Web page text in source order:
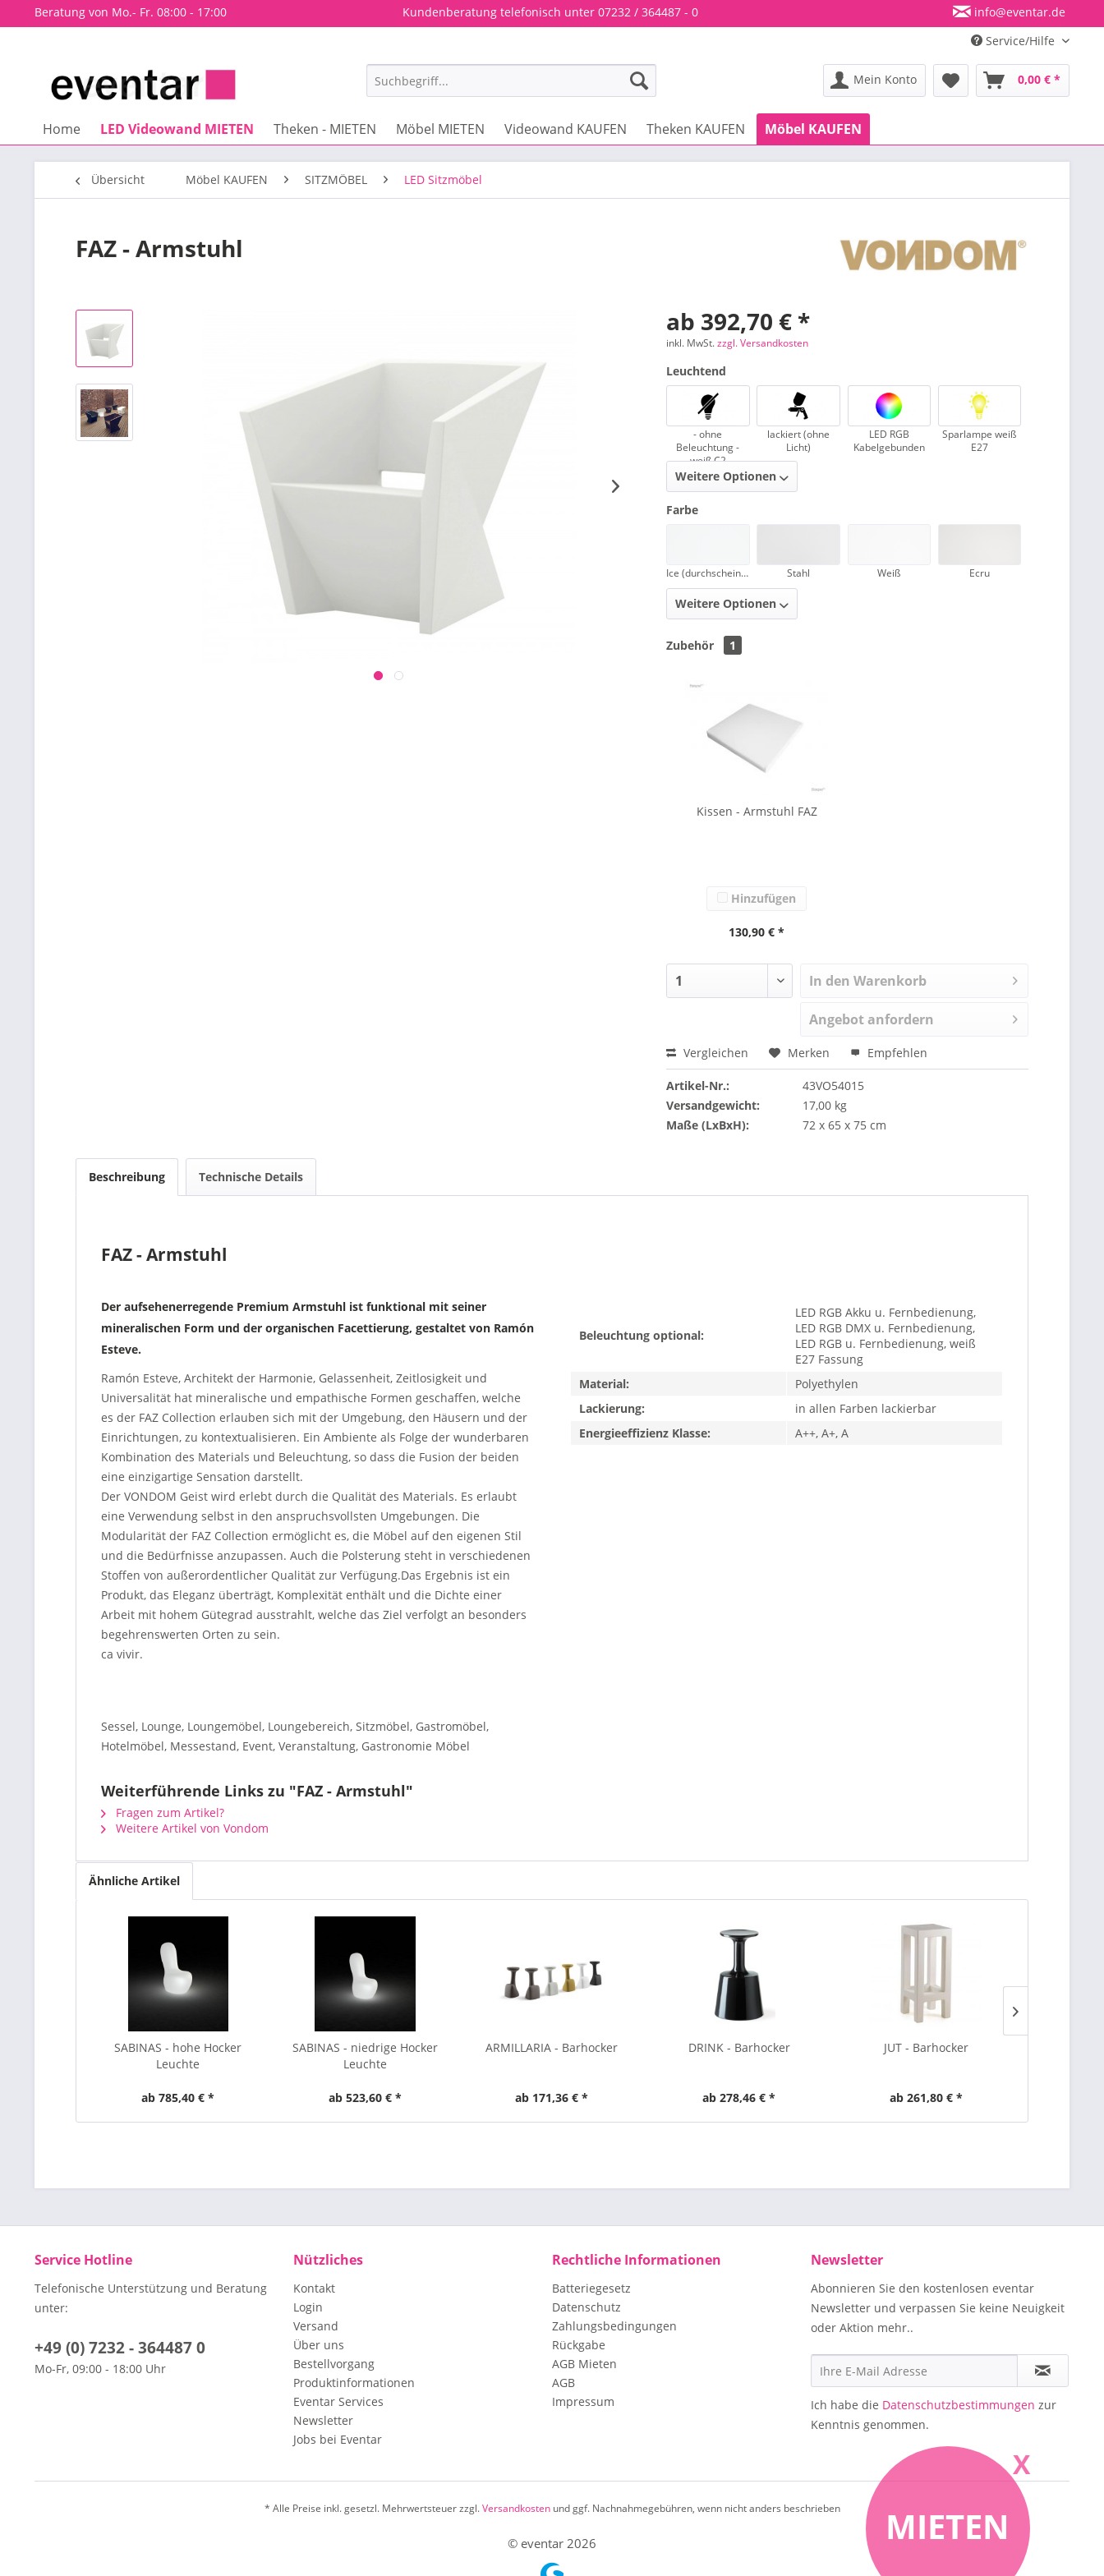
Beratung von Mo.- Fr. 08:00 - 17:00 Kundenberatung telefonisch unter 07232 / 364487 - 0
info@eventar.de
Service/Hilfe
Mein Konto 0,00 € *
Home LED Videowand MIETEN Theken - MIETEN Möbel MIETEN Videowand KAUFEN Theken KAUFEN Möbel KAUFEN
Übersicht Möbel KAUFEN SITZMÖBEL LED Sitzmöbel
FAZ - Armstuhl
ab 392,70 € *
inkl. MwSt.zzgl. Versandkosten
Leuchtend
- ohne
Beleuchtung -
weiß C2
lackiert (ohne
Licht)
LED RGB
Kabelgebunden
Sparlampe weiß
E27
Weitere Optionen
Farbe
Ice (durchscheinend) Stahl Weiß Ecru
Weitere Optionen
Zubehör 1
Kissen - Armstuhl FAZ
Hinzufügen
130,90 € *
In den Warenkorb
Angebot anfordern
Vergleichen Merken Empfehlen
Artikel-Nr.:
43VO54015
Versandgewicht:
17,00 kg
Maße (LxBxH):
72 x 65 x 75 cm
Beschreibung Technische Details
FAZ - Armstuhl
Der aufsehenerregende Premium Armstuhl ist funktional mit seiner
mineralischen Form und der organischen Facettierung, gestaltet von Ramón
Esteve.
Ramón Esteve, Architekt der Harmonie, Gelassenheit, Zeitlosigkeit und
Universalität hat mineralische und empathische Formen geschaffen, welche
es der FAZ Collection erlauben sich mit der Umgebung, den Häusern und der
Einrichtungen, zu kontextualisieren. Ein Ambiente als Folge der wunderbaren
Kombination des Materials und Beleuchtung, so dass die Fusion der beiden
eine einzigartige Sensation darstellt.
Der VONDOM Geist wird erlebt durch die Qualität des Materials. Es erlaubt
eine Verwendung selbst in den anspruchsvollsten Umgebungen. Die
Modularität der FAZ Collection ermöglicht es, die Möbel auf den eigenen Stil
und die Bedürfnisse anzupassen. Auch die Polsterung steht in verschiedenen
Stoffen von außerordentlicher Qualität zur Verfügung.Das Ergebnis ist ein
Produkt, das Eleganz überträgt, Komplexität enthält und die Dichte einer
Arbeit mit hohem Gütegrad ausstrahlt, welche das Ziel verfolgt an besonders
begehrenswerten Orten zu sein.
ca vivir.
Sessel, Lounge, Loungemöbel, Loungebereich, Sitzmöbel, Gastromöbel,
Hotelmöbel, Messestand, Event, Veranstaltung, Gastronomie Möbel
Beleuchtung optional:
LED RGB Akku u. Fernbedienung,
LED RGB DMX u. Fernbedienung,
LED RGB u. Fernbedienung, weiß
E27 Fassung
Material:
Polyethylen
Lackierung:
in allen Farben lackierbar
Energieeffizienz Klasse:
A++, A+, A
Weiterführende Links zu "FAZ - Armstuhl"
Fragen zum Artikel?
Weitere Artikel von Vondom
Ähnliche Artikel
SABINAS - hohe Hocker
Leuchte
ab 785,40 € *
SABINAS - niedrige Hocker
Leuchte
ab 523,60 € *
ARMILLARIA - Barhocker
ab 171,36 € *
DRINK - Barhocker
ab 278,46 € *
JUT - Barhocker
ab 261,80 € *
Service Hotline
Telefonische Unterstützung und Beratung
unter:
+49 (0) 7232 - 364487 0
Mo-Fr, 09:00 - 18:00 Uhr
Nützliches
Kontakt
Login
Versand
Über uns
Bestellvorgang
Produktinformationen
Eventar Services
Newsletter
Jobs bei Eventar
Rechtliche Informationen
Batteriegesetz
Datenschutz
Zahlungsbedingungen
Rückgabe
AGB Mieten
AGB
Impressum
Newsletter
Abonnieren Sie den kostenlosen eventar
Newsletter und verpassen Sie keine Neuigkeit
oder Aktion mehr..
Ich habe die Datenschutzbestimmungen zur
Kenntnis genommen.
* Alle Preise inkl. gesetzl. Mehrwertsteuer zzgl.Versandkostenund ggf. Nachnahmegebühren, wenn nicht anders beschrieben
© eventar 2026 MIETEN
X